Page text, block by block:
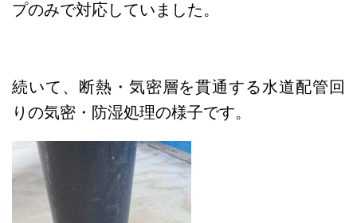
プのみで対応していました。
続いて、断熱・気密層を貫通する水道配管回
りの気密・防湿処理の様子です。